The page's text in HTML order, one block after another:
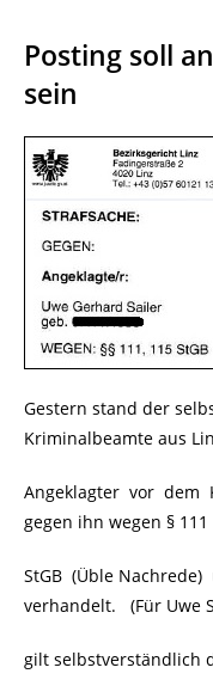
Posting soll
sein
Gestern stand der
Kriminalbeamte aus
Angeklagter vor dem
gegen ihn wegen § 111
StGB (Üble
verhandelt. (Für Uwe
gilt selbstverständlich